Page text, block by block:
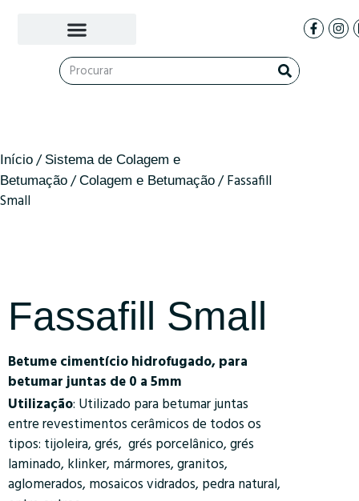
Início / Sistema de Colagem e
Betumação /Colagem e Betumação / Fassafill
Small
Fassafill Small
Betume cimentício hidrofugado, para
betumar juntas de 0 a 5mm
Utilização: Utilizado para betumar juntas
entre revestimentos cerâmicos de todos os
tipos: tijoleira, grés, grés porcelânico, grés
laminado, klinker, mármores, granitos,
aglomerados, mosaicos vidrados, pedra natural,